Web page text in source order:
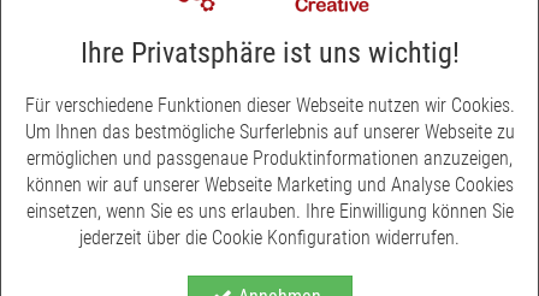
Für die Mathias Krippe sind die Figuren im Set erhältlich oder es
Sammeln in unserem Online-Shop. Die Magd ist in verschiedenen
Größen erhältlich.
Ihre Privatsphäre ist uns wichtig!
Für verschiedene Funktionen dieser Webseite nutzen wir Cookies.
Um Ihnen das bestmögliche Surferlebnis auf unserer Webseite zu
ermöglichen und passgenaue Produktinformationen anzuzeigen,
können wir auf unserer Webseite Marketing und Analyse Cookies
einsetzen, wenn Sie es uns erlauben. Ihre Einwilligung können Sie
jederzeit über die Cookie Konfiguration widerrufen.